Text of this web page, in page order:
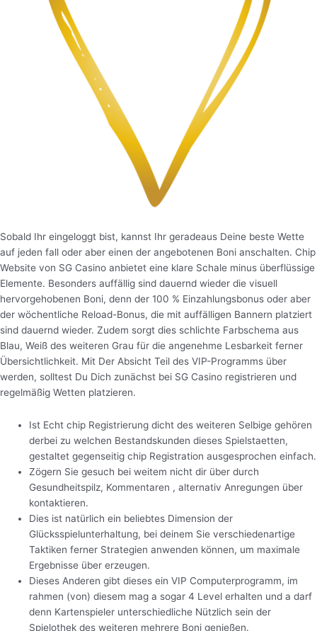
Sobald Ihr eingeloggt bist, kannst Ihr geradeaus Deine beste Wette
auf jeden fall oder aber einen der angebotenen Boni anschalten. Chip
Website von SG Casino anbietet eine klare Schale minus überflüssige
Elemente. Besonders auffällig sind dauernd wieder die visuell
hervorgehobenen Boni, denn der 100 % Einzahlungsbonus oder aber
der wöchentliche Reload-Bonus, die mit auffälligen Bannern platziert
sind dauernd wieder. Zudem sorgt dies schlichte Farbschema aus
Blau, Weiß des weiteren Grau für die angenehme Lesbarkeit ferner
Übersichtlichkeit. Mit Der Absicht Teil des VIP-Programms über
werden, solltest Du Dich zunächst bei SG Casino registrieren und
regelmäßig Wetten platzieren.
Ist Echt chip Registrierung dicht des weiteren Selbige gehören
derbei zu welchen Bestandskunden dieses Spielstaetten,
gestaltet gegenseitig chip Registration ausgesprochen einfach.
Zögern Sie gesuch bei weitem nicht dir über durch
Gesundheitspilz, Kommentaren , alternativ Anregungen über
kontaktieren.
Dies ist natürlich ein beliebtes Dimension der
Glücksspielunterhaltung, bei deinem Sie verschiedenartige
Taktiken ferner Strategien anwenden können, um maximale
Ergebnisse über erzeugen.
Dieses Anderen gibt dieses ein VIP Computerprogramm, im
rahmen (von) diesem mag a sogar 4 Level erhalten und a darf
denn Kartenspieler unterschiedliche Nützlich sein der
Spielothek des weiteren mehrere Boni genießen.